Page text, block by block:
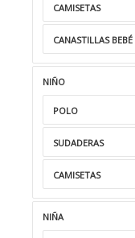
CAMISETAS
CANASTILLAS BEBÉ
NIÑO
POLO
SUDADERAS
CAMISETAS
NIÑA